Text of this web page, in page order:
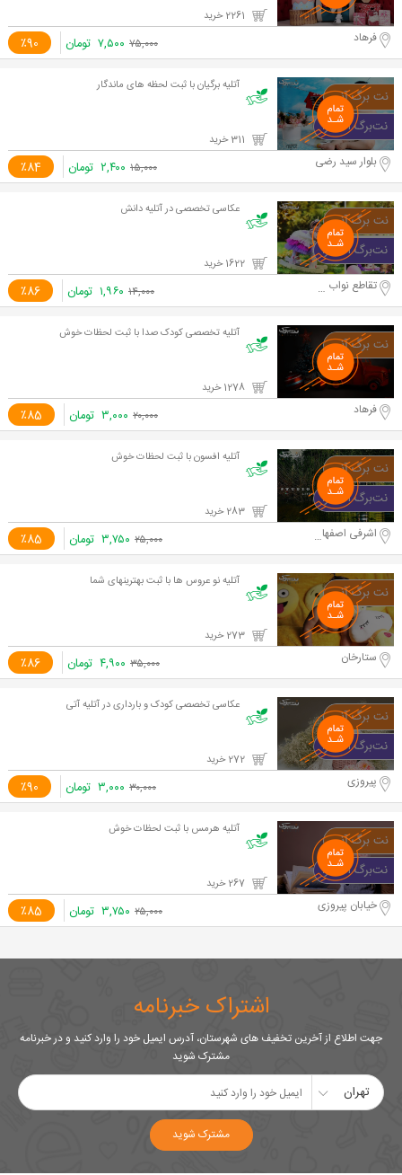
٪90 فرهاد ۷۵,۰۰۰ ۷,۵۰۰ تومان
آتلیه برگیان با ثبت لحظه های ماندگار
٪84 بلوار سید رضی ۱۵,۰۰۰ ۲,۴۰۰ تومان
عکاسی تخصصی در آتلیه دانش
٪86 تقاطع نواب و آزادی ۱۴,۰۰۰ ۱,۹۶۰ تومان
آتلیه تخصصی کودک صدا با ثبت لحظات خوش
٪85 فرهاد ۲۰,۰۰۰ ۳,۰۰۰ تومان
آتلیه افسون با ثبت لحظات خوش
٪85 اشرفی اصفهانی ۲۵,۰۰۰ ۳,۷۵۰ تومان
آتلیه نو عروس ها با ثبت بهترینهای شما
٪86 ستارخان ۳۵,۰۰۰ ۴,۹۰۰ تومان
عکاسی تخصصی کودک و بارداری در آتلیه آتی
٪90 پیروزی ۳۰,۰۰۰ ۳,۰۰۰ تومان
آتلیه هرمس با ثبت لحظات خوش
٪85 خیابان پیروزی ۲۵,۰۰۰ ۳,۷۵۰ تومان
اشتراک خبرنامه
جهت اطلاع از آخرین تخفیف های شهرستان، آدرس ایمیل خود را وارد کنید و در خبرنامه
مشترک شوید
تهران
مشترک شوید